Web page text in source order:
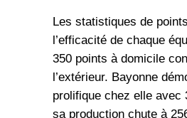
Les statistiques de
l’efficacité de chaque
350 points à domicile
l’extérieur. Bayonne
prolifique chez elle avec
sa production chute à